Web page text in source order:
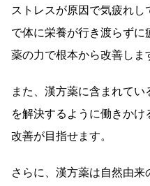
ストレスが原因で気疲れ
で体に栄養が行き渡らず
薬の力で根本から改善しま
また、漢方薬に含まれて
を解決するように働きか
改善が目指せます。
さらに、漢方薬は自然由